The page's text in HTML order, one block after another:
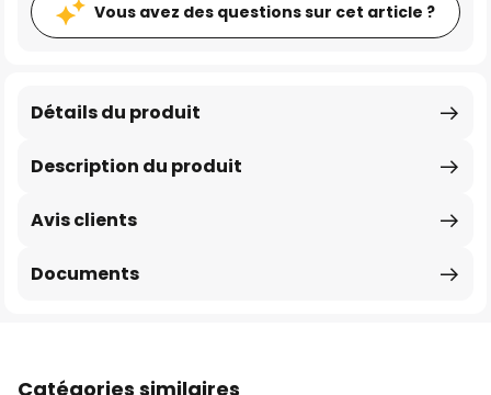
Vous avez des questions sur cet article ?
Description du produit
Détails du produit
Avis clients
Documents
Catégories similaires